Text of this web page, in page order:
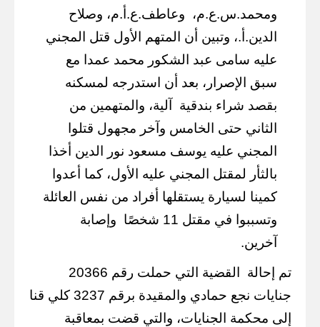
ومحمد.س.ع.م،
وعاطف.ع.أ.م، وصلاح
الدين.أ.، وتبين أن المتهم الأول قتل المجني
عليه سامى عبد الشكور محمد عمدا مع
سبق الإصرار، بعد أن استدرجه لمسكنه
بقصد شراء بندقية
آلية، والمتهمين من
الثاني حتى الخامس وآخر مجهول قتلوا
المجني عليه يوسف مسعود نور الدين أخذا
بالثأر لمقتل المجني عليه الأول، كما أعدوا
كمينا لسيارة يستقلها أفراد من نفس العائلة
وتسببوا في مقتل 11 شخصًا
وإصابة
آخرين.
تم إحالة
القضية التي حملت رقم 20366
جنايات نجع حمادي والمقيدة برقم 3237 كلي قنا
إلى محكمة الجنايات، والتي قضت بمعاقبة